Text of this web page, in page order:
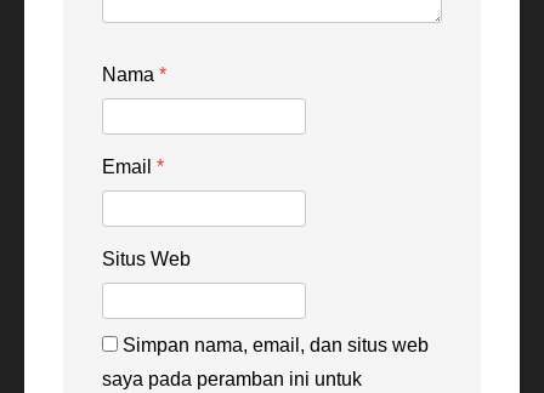
Nama *
Email *
Situs Web
Simpan nama, email, dan situs web
saya pada peramban ini untuk